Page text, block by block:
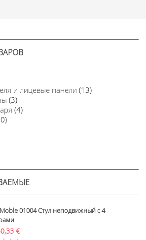
и лицевые панели (13)
(3)
(4)
01004 Стул неподвижный с 4
€